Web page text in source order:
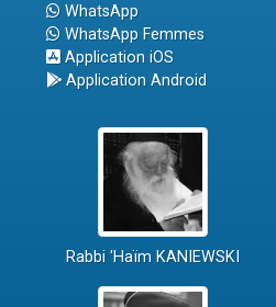
WhatsApp
WhatsApp Femmes
Application iOS
Application Android
Rabbi 'Haïm KANIEWSKI